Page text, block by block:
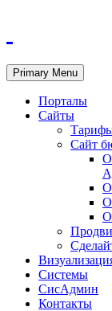
Primary Menu
Порталы
Сайты
Сайт
Системы
СисАдмин
Контакты